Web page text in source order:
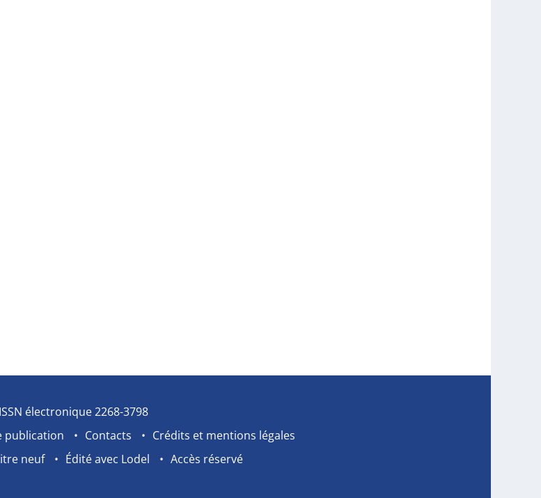
ISSN électronique 2268-3798
publication Contacts
Crédits et mentions légales
neuf
Édité avec Lodel Accès réservé